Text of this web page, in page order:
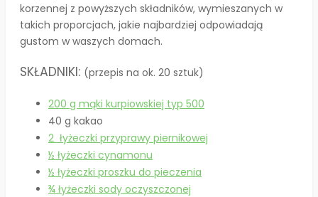
korzennej z powyższych składników, wymieszanych w
takich proporcjach, jakie najbardziej odpowiadają
gustom w waszych domach.
SKŁADNIKI: (przepis na ok. 20 sztuk)
200 g mąki kurpiowskiej typ 500
40 g kakao
2 łyżeczki przyprawy piernikowej
½ łyżeczki cynamonu
½ łyżeczki proszku do pieczenia
¾ łyżeczki sody oczyszczonej